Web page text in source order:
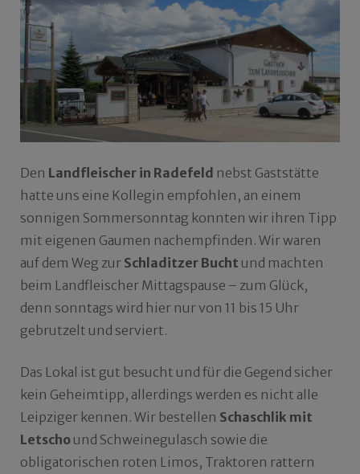
Den Landfleischer in Radefeld nebst Gaststätte
hatte uns eine Kollegin empfohlen, an einem
sonnigen Sommersonntag konnten wir ihren Tipp
mit eigenen Gaumen nachempfinden. Wir waren
auf dem Weg zur Schladitzer Bucht und machten
beim Landfleischer Mittagspause – zum Glück,
denn sonntags wird hier nur von 11 bis 15 Uhr
gebrutzelt und serviert.
Das Lokal ist gut besucht und für die Gegend sicher
kein Geheimtipp, allerdings werden es nicht alle
Leipziger kennen. Wir bestellen Schaschlik mit
Letscho und Schweinegulasch sowie die
obligatorischen roten Limos, Traktoren rattern